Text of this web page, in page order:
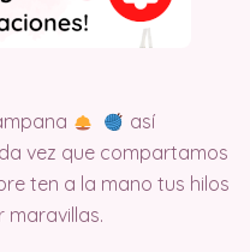
así
vez que compartamos
ten a la mano tus hilos